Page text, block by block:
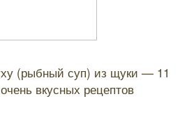
(рыбный суп) из щуки — 11
вкусных рецептов